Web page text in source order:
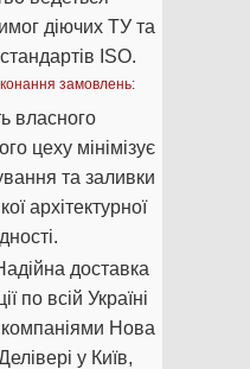
діючих ТУ та
ISO.
замовлень:
власного
цеху мінімізує
та заливки
архітектурної
доставка
по всій Україні
Нова
у Київ,